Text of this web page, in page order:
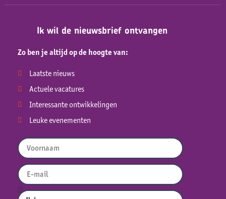
Ik wil de nieuwsbrief ontvangen
Zo ben je altijd op de hoogte van:
Laatste nieuws
Actuele vacatures
Interessante ontwikkelingen
Leuke evenementen